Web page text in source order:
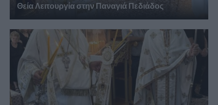
Θεία Λειτουργία στην Παναγιά Πεδιάδος